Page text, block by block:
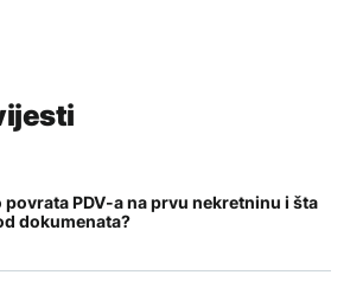
povrata PDV-a na prvu nekretninu i šta
dokumenata?